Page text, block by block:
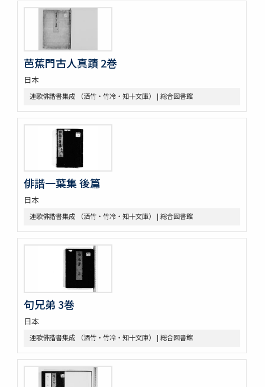
芭蕉門古人真蹟 2巻
日本
連歌俳諧書集成 （洒竹・竹冷・知十文庫） | 総合図書館
俳諧一葉集 後篇
日本
連歌俳諧書集成 （洒竹・竹冷・知十文庫） | 総合図書館
句兄弟 3巻
日本
連歌俳諧書集成 （洒竹・竹冷・知十文庫） | 総合図書館